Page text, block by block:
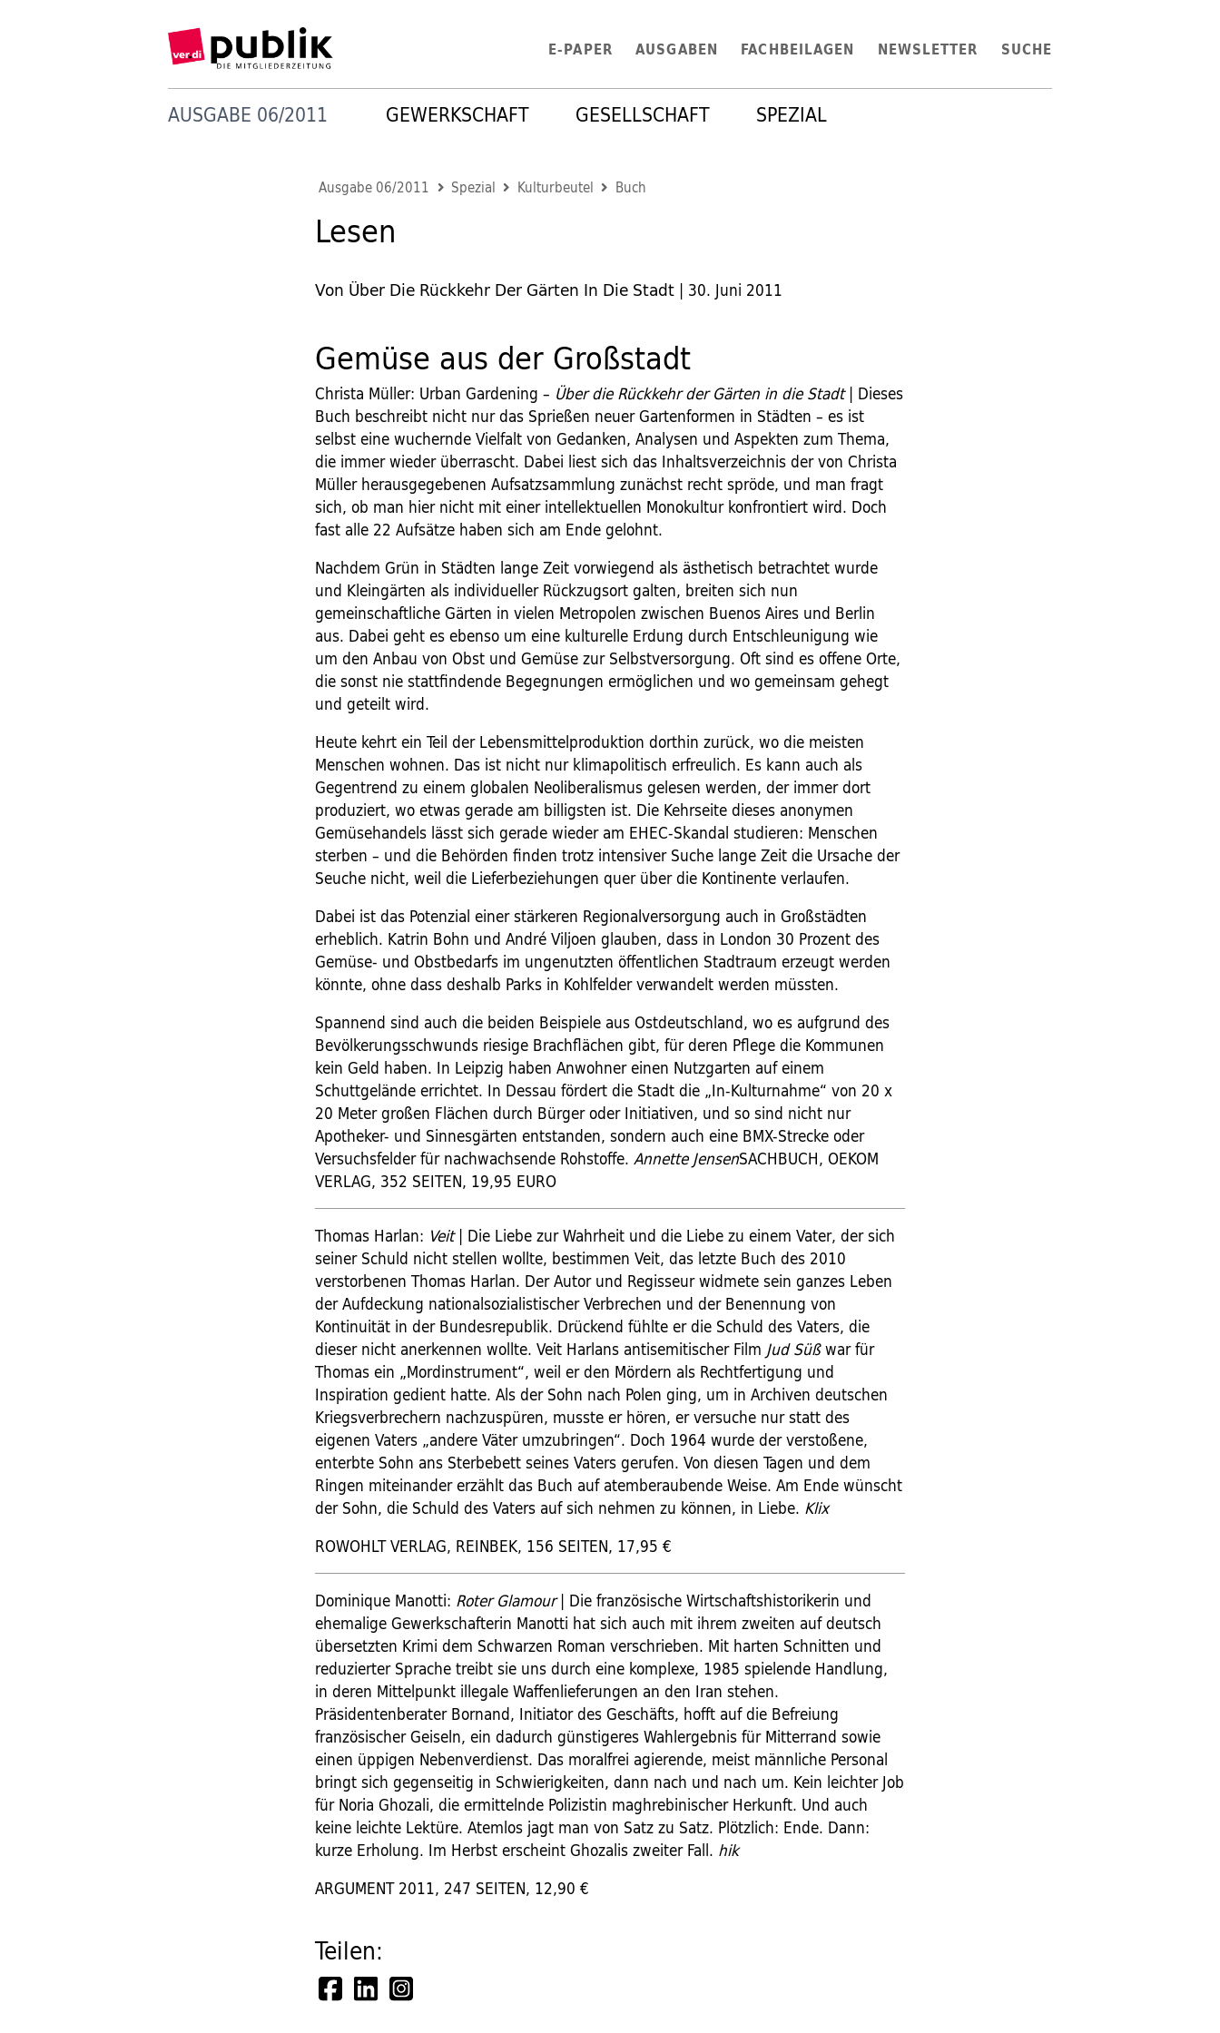
E-PAPER AUSGABEN FACHBEILAGEN NEWSLETTER SUCHE
AUSGABE 06/2011 GEWERKSCHAFT GESELLSCHAFT SPEZIAL
Ausgabe 06/2011 Spezial Kulturbeutel Buch
Lesen
Von Über Die Rückkehr Der Gärten In Die Stadt | 30. Juni 2011
Gemüse aus der Großstadt
Christa Müller: Urban Gardening – Über die Rückkehr der Gärten in die Stadt| Dieses
Buch beschreibt nicht nur das Sprießen neuer Gartenformen in Städten – es ist
selbst eine wuchernde Vielfalt von Gedanken, Analysen und Aspekten zum Thema,
die immer wieder überrascht. Dabei liest sich das Inhaltsverzeichnis der von Christa
Müller herausgegebenen Aufsatzsammlung zunächst recht spröde, und man fragt
sich, ob man hier nicht mit einer intellektuellen Monokultur konfrontiert wird. Doch
fast alle 22 Aufsätze haben sich am Ende gelohnt.
Nachdem Grün in Städten lange Zeit vorwiegend als ästhetisch betrachtet wurde
und Kleingärten als individueller Rückzugsort galten, breiten sich nun
gemeinschaftliche Gärten in vielen Metropolen zwischen Buenos Aires und Berlin
aus. Dabei geht es ebenso um eine kulturelle Erdung durch Entschleunigung wie
um den Anbau von Obst und Gemüse zur Selbstversorgung. Oft sind es offene Orte,
die sonst nie stattfindende Begegnungen ermöglichen und wo gemeinsam gehegt
und geteilt wird.
Heute kehrt ein Teil der Lebensmittelproduktion dorthin zurück, wo die meisten
Menschen wohnen. Das ist nicht nur klimapolitisch erfreulich. Es kann auch als
Gegentrend zu einem globalen Neoliberalismus gelesen werden, der immer dort
produziert, wo etwas gerade am billigsten ist. Die Kehrseite dieses anonymen
Gemüsehandels lässt sich gerade wieder am EHEC-Skandal studieren: Menschen
sterben – und die Behörden finden trotz intensiver Suche lange Zeit die Ursache der
Seuche nicht, weil die Lieferbeziehungen quer über die Kontinente verlaufen.
Dabei ist das Potenzial einer stärkeren Regionalversorgung auch in Großstädten
erheblich. Katrin Bohn und André Viljoen glauben, dass in London 30 Prozent des
Gemüse- und Obstbedarfs im ungenutzten öffentlichen Stadtraum erzeugt werden
könnte, ohne dass deshalb Parks in Kohlfelder verwandelt werden müssten.
Spannend sind auch die beiden Beispiele aus Ostdeutschland, wo es aufgrund des
Bevölkerungsschwunds riesige Brachflächen gibt, für deren Pflege die Kommunen
kein Geld haben. In Leipzig haben Anwohner einen Nutzgarten auf einem
Schuttgelände errichtet. In Dessau fördert die Stadt die „In-Kulturnahme“ von 20 x
20 Meter großen Flächen durch Bürger oder Initiativen, und so sind nicht nur
Apotheker- und Sinnesgärten entstanden, sondern auch eine BMX-Strecke oder
Versuchsfelder für nachwachsende Rohstoffe.Annette JensenSACHBUCH, OEKOM
VERLAG, 352 SEITEN, 19,95 EURO
Thomas Harlan: Veit| Die Liebe zur Wahrheit und die Liebe zu einem Vater, der sich
seiner Schuld nicht stellen wollte, bestimmen Veit, das letzte Buch des 2010
verstorbenen Thomas Harlan. Der Autor und Regisseur widmete sein ganzes Leben
der Aufdeckung nationalsozialistischer Verbrechen und der Benennung von
Kontinuität in der Bundesrepublik. Drückend fühlte er die Schuld des Vaters, die
dieser nicht anerkennen wollte. Veit Harlans antisemitischer FilmJud Süßwar für
Thomas ein „Mordinstrument“, weil er den Mördern als Rechtfertigung und
Inspiration gedient hatte. Als der Sohn nach Polen ging, um in Archiven deutschen
Kriegsverbrechern nachzuspüren, musste er hören, er versuche nur statt des
eigenen Vaters „andere Väter umzubringen“. Doch 1964 wurde der verstoßene,
enterbte Sohn ans Sterbebett seines Vaters gerufen. Von diesen Tagen und dem
Ringen miteinander erzählt das Buch auf atemberaubende Weise. Am Ende wünscht
der Sohn, die Schuld des Vaters auf sich nehmen zu können, in Liebe. Klix
ROWOHLT VERLAG, REINBEK, 156 SEITEN, 17,95 €
Dominique Manotti: Roter Glamour| Die französische Wirtschaftshistorikerin und
ehemalige Gewerkschafterin Manotti hat sich auch mit ihrem zweiten auf deutsch
übersetzten Krimi dem Schwarzen Roman verschrieben. Mit harten Schnitten und
reduzierter Sprache treibt sie uns durch eine komplexe, 1985 spielende Handlung,
in deren Mittelpunkt illegale Waffenlieferungen an den Iran stehen.
Präsidentenberater Bornand, Initiator des Geschäfts, hofft auf die Befreiung
französischer Geiseln, ein dadurch günstigeres Wahlergebnis für Mitterrand sowie
einen üppigen Nebenverdienst. Das moralfrei agierende, meist männliche Personal
bringt sich gegenseitig in Schwierigkeiten, dann nach und nach um. Kein leichter Job
für Noria Ghozali, die ermittelnde Polizistin maghrebinischer Herkunft. Und auch
keine leichte Lektüre. Atemlos jagt man von Satz zu Satz. Plötzlich: Ende. Dann:
kurze Erholung. Im Herbst erscheint Ghozalis zweiter Fall. hik
ARGUMENT 2011, 247 SEITEN, 12,90 €
Teilen: